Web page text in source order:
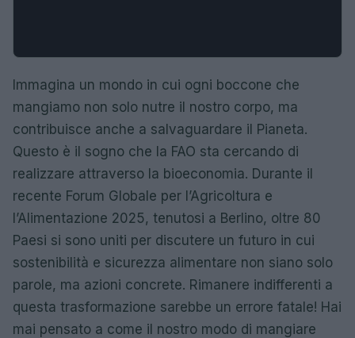
Immagina un mondo in cui ogni boccone che
mangiamo non solo nutre il nostro corpo, ma
contribuisce anche a salvaguardare il Pianeta.
Questo è il sogno che la FAO sta cercando di
realizzare attraverso la bioeconomia. Durante il
recente Forum Globale per l’Agricoltura e
l’Alimentazione 2025, tenutosi a Berlino, oltre 80
Paesi si sono uniti per discutere un futuro in cui
sostenibilità e sicurezza alimentare non siano solo
parole, ma azioni concrete. Rimanere indifferenti a
questa trasformazione sarebbe un errore fatale! Hai
mai pensato a come il nostro modo di mangiare